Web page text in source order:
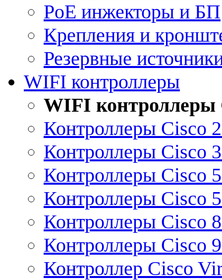
PoE инжекторы и БП
Крепления и
Резервные
WIFI контроллеры
WIFI контроллеры
Контроллеры Cisco
Контроллеры Cisco
Контроллеры Cisco
Контроллеры Cisco
Контроллеры Cisco
Контроллеры Cisco
Контроллер Cisco